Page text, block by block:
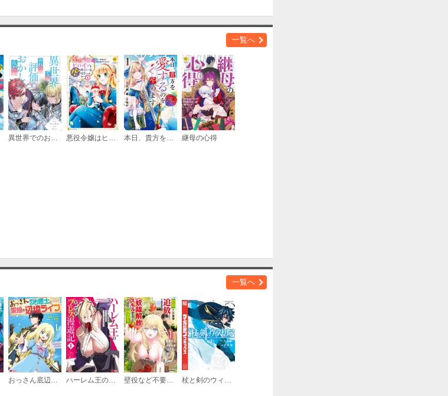
一覧へ
異世界でのおれへの評価がおかしいんだが（分冊版） 悪役令嬢はヒロインを虐めている場合ではない 本日、貴方を愛するのをやめます 王妃と不倫した貴方が悪いのですよ？ 継母の心得
一覧へ
おっさん底辺治癒士と愛娘の辺境ライフ～中年男が回復スキルに覚醒して、英雄へ成り上がる～（コミック） ハーレム王の異世界プレス漫遊記 ～最強無双のおじさんはあらゆる種族を嫁にする～（コミック） 壁役など不要と追放されたＳ級冒険者、≪奴隷解放≫スキルを駆使して史上最強の国造り 杖と剣のウィストリア